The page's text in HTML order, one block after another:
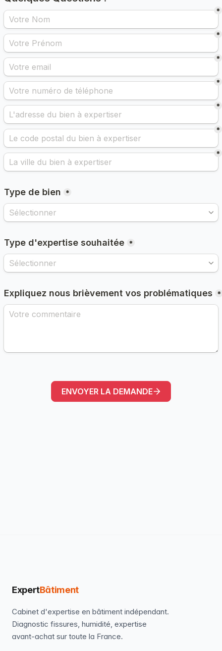
ExpertBâtiment
Cabinet d'expertise en bâtiment indépendant.
Diagnostic fissures, humidité, expertise
avant-achat sur toute la France.